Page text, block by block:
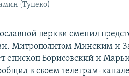
(Тупеко)
церкви сменил
Митрополитом Минским и
епископ Борисовский и
в своем телеграм-